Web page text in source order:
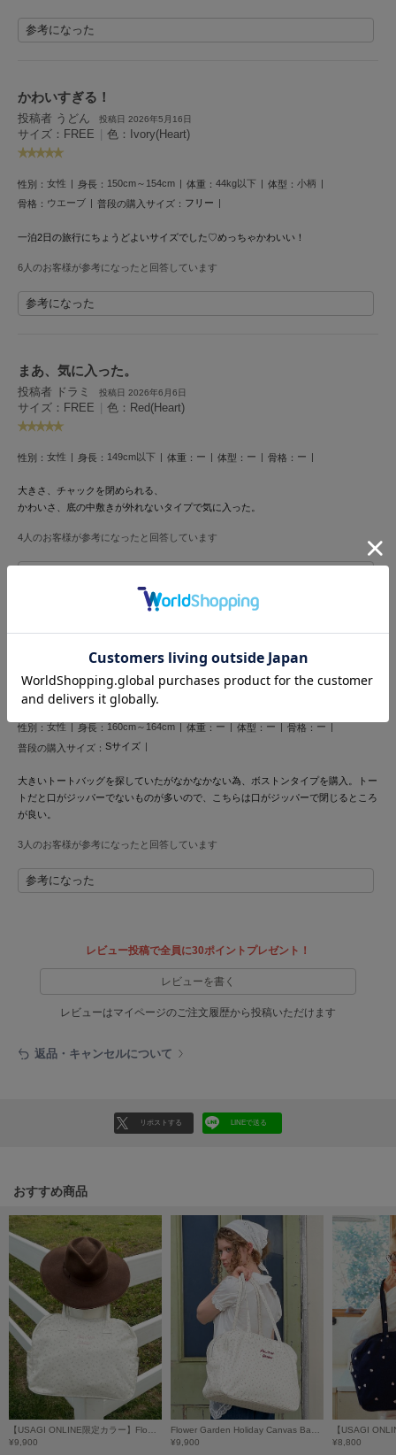
MICHU COQUETTE
ミチュ コケット
ミースロエ
ミーエスミーム
Mila Owen
MUCHA
ミュシャ
NEW Balance
nezu
オン
Onitsuka Tiger
オニツカ タイガー
ORGUE
オルグ
ORR
PATRICK
リーボック
SALOMON
サロモン
sanrio house
サンリオハウス
SESAME STREET MARKET
セサミストリートマーケット
SHAKA
シャカ
参考になった
かわいすぎる！
投稿者 うどん 投稿日 2026年5月16日
サイズ：FREE 色：Ivory(Heart)
性別： 女性 身長： 150cm～154cm 体重： 44kg以下 体型： 小柄
骨格： ウエーブ 普段の購入サイズ： フリー
一泊2日の旅行にちょうどよいサイズでした♡めっちゃかわいい！
6人のお客様が参考になったと回答しています
参考になった
まあ、気に入った。
投稿者 ドラミ 投稿日 2026年6月6日
サイズ：FREE 色：Red(Heart)
性別： 女性 身長： 149cm以下 体重： ー 体型： ー 骨格： ー
大きさ、チャックを閉められる、
かわいさ、底の中敷きが外れないタイプで気に入った。
4人のお客様が参考になったと回答しています
投稿日 2026年6月9日
サイズ：FREE | 色：Ivory(Heart)
性別： 女性 身長： 160cm～164cm 体重： ー 体型： ー 骨格： ー
普段の購入サイズ： Sサイズ
大きいトートバッグを探していたがなかなかない為、ボストンタイプを購入。トー
トだと口がジッパーでないものが多いので、こちらは口がジッパーで閉じるところ
が良い。
3人のお客様が参考になったと回答しています
参考になった
レビュー投稿で全員に30ポイントプレゼント！
レビューを書く
レビューはマイページのご注文履歴から投稿いただけます
返品・キャンセルについて
リポストする LINEで送る
おすすめ商品
¥9,900
¥9,900
¥8,800